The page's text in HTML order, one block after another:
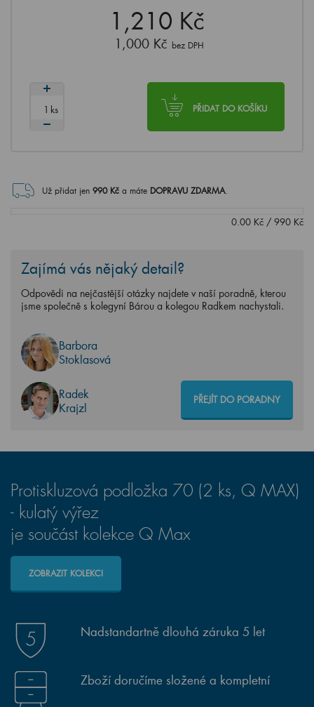
1,210 Kč
1,000 Kč bez DPH
PŘIDAT DO KOŠÍKU
ks
Už přidat jen 990Kč a máte DOPRAVU ZDARMA.
0.00 Kč / 990 Kč
Zajímá vás nějaký detail?
Odpovědi na nejčastější otázky najdete v naší poradně, kterou
jsme společně s kolegyní Bárou a kolegou Radkem nachystali.
Barbora
Stoklasová
Radek
Krajzl
PŘEJÍT DO PORADNY
Protiskluzová podložka 70 (2 ks, Q MAX)
- kulatý výřez
je součást kolekce Q Max
ZOBRAZIT KOLEKCI
Nadstandartně dlouhá záruka 5 let
Zboží doručíme složené a kompletní